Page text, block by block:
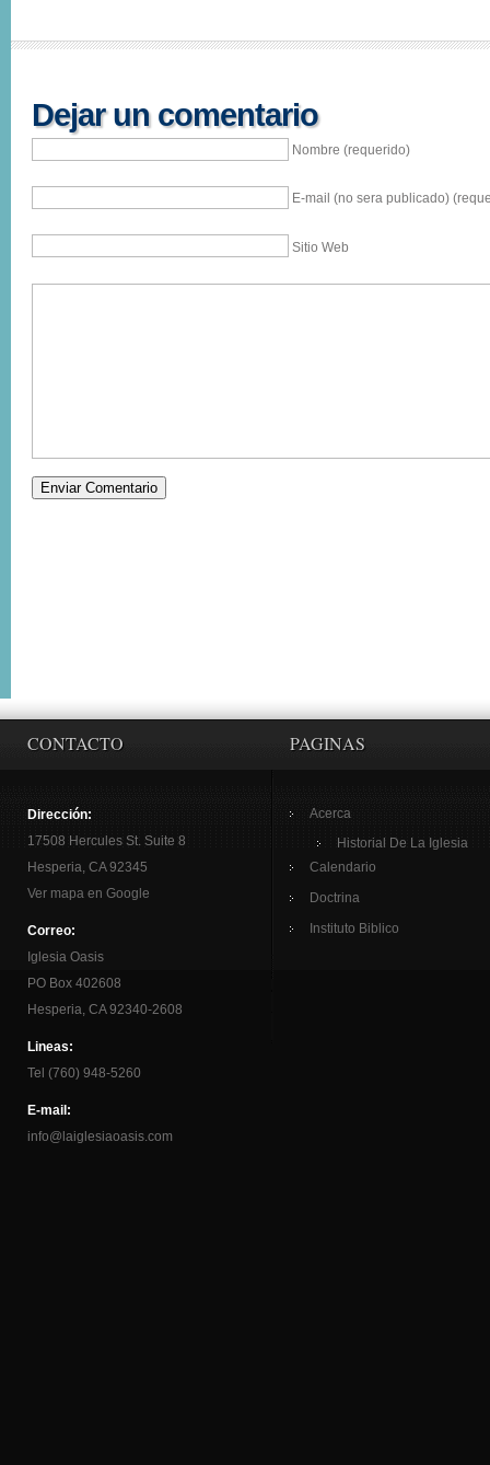
Dejar un comentario
Nombre (requerido)
E-mail (no sera publicado)
Sitio Web
CONTACTO
Dirección:
17508 Hercules St. Suite 8
Hesperia, CA 92345
Ver mapa en Google
Correo:
Iglesia Oasis
PO Box 402608
Hesperia, CA 92340-2608
Lineas:
Tel (760) 948-5260
E-mail:
info@laiglesiaoasis.com
PAGINAS
Acerca
Historial De La Iglesia
Calendario
Doctrina
Instituto Biblico